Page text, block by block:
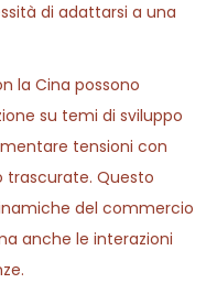
di adattarsi a una
la Cina possono
su temi di sviluppo
tensioni con
trascurate. Questo
del commercio
anche le interazioni